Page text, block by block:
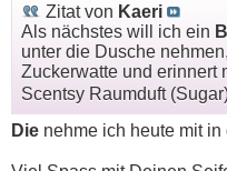
Zitat von Kaeri
Als nächstes will ich ein
unter die Dusche
Zuckerwatte und erinnert
Scentsy Raumduft
Die nehme ich heute mit in